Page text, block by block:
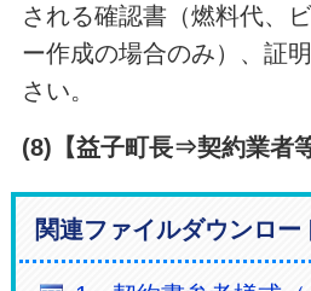
される確認書（燃料代、
ー作成の場合のみ）、証
さい。
(8)【益子町長⇒契約業者
関連ファイルダウンロー